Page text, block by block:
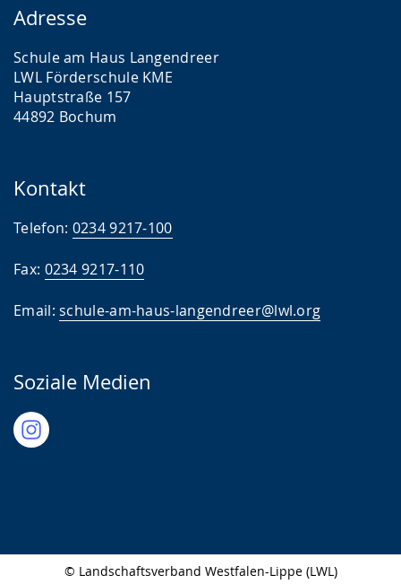
Ferienbetreuung
Sportfest
Berufsorientierung
Adresse
Schule am Haus Langendreer
LWL Förderschule KME
Hauptstraße 157
44892 Bochum
Kontakt
Telefon: 0234 9217-100
Fax: 0234 9217-110
Email:schule-am-haus-langendreer@lwl.org
Soziale Medien
© Landschaftsverband Westfalen-Lippe (LWL)